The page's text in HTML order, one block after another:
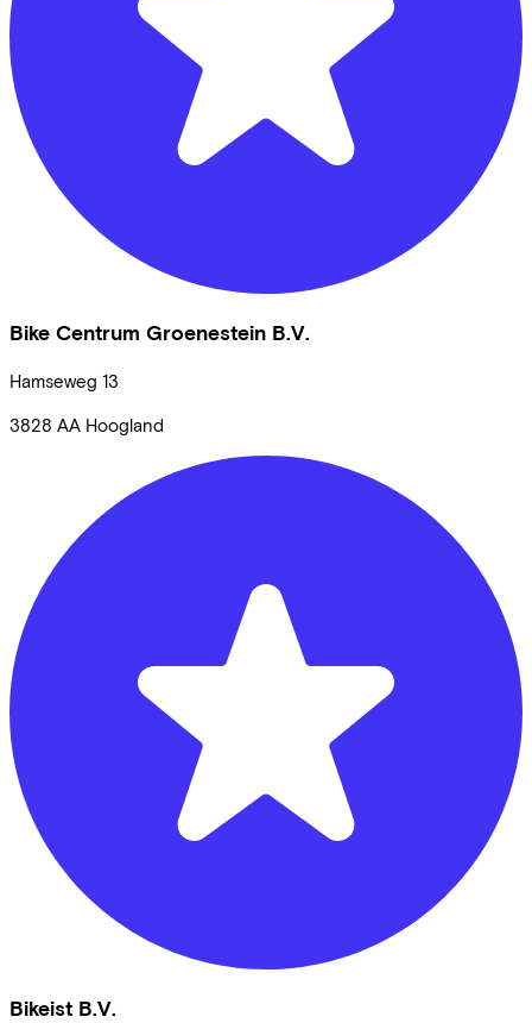
Bike Centrum Groenestein B.V.
Hamseweg 13
3828 AA Hoogland
Bikeist B.V.